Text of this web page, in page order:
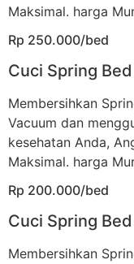
Maksimal. harga
Rp 250.000/bed
Cuci Spring
Membersihkan
Vacuum dan
kesehatan Anda,
Maksimal. harga
Rp 200.000/bed
Cuci Spring
Membersihkan